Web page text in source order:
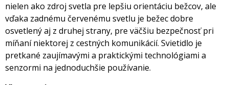
nielen ako zdroj svetla pre lepšiu orientáciu bežcov, ale
vďaka zadnému červenému svetlu je bežec dobre
osvetlený aj z druhej strany, pre väčšiu bezpečnosť pri
míňaní niektorej z cestných komunikácií. Svietidlo je
pretkané zaujímavými a praktickými technológiami a
senzormi na jednoduchšie používanie.